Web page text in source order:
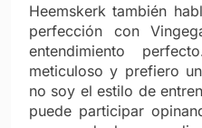
Heemskerk también
perfección con
entendimiento
meticuloso y prefiero
no soy el estilo de
puede participar